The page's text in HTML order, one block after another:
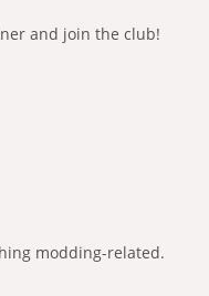
and join the club!
modding-related.